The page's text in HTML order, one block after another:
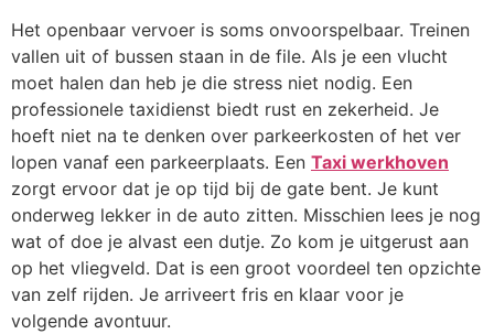
Het openbaar vervoer is soms onvoorspelbaar. Treinen
vallen uit of bussen staan in de file. Als je een vlucht
moet halen dan heb je die stress niet nodig. Een
professionele taxidienst biedt rust en zekerheid. Je
hoeft niet na te denken over parkeerkosten of het ver
lopen vanaf een parkeerplaats. Een Taxi werkhoven
zorgt ervoor dat je op tijd bij de gate bent. Je kunt
onderweg lekker in de auto zitten. Misschien lees je nog
wat of doe je alvast een dutje. Zo kom je uitgerust aan
op het vliegveld. Dat is een groot voordeel ten opzichte
van zelf rijden. Je arriveert fris en klaar voor je
volgende avontuur.